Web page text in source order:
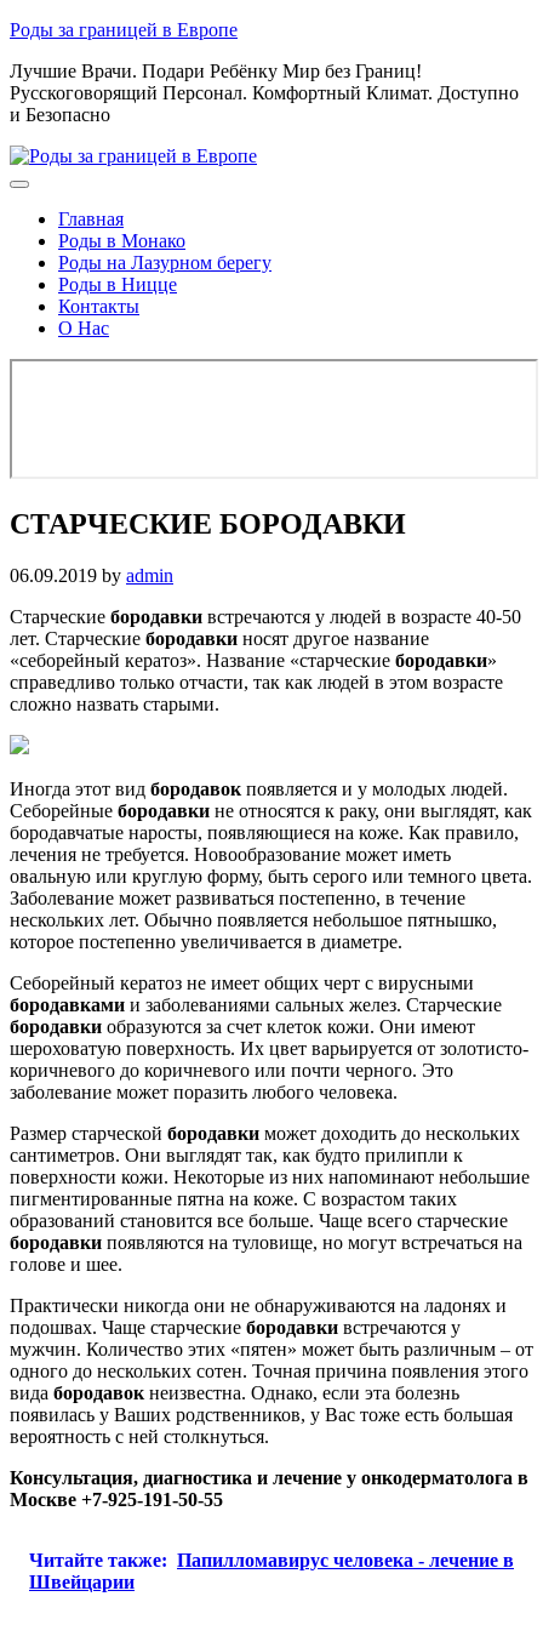
Skip
content
Роды за границей в Европе
Лучшие Врачи. Подари Ребёнку Мир без Границ!
Русскоговорящий Персонал. Комфортный Климат. Доступно
и Безопасно
Главная
Роды в Монако
Роды на Лазурном берегу
Роды в Ницце
Контакты
О Нас
СТАРЧЕСКИЕ БОРОДАВКИ
06.09.2019 by admin
Старческие бородавки встречаются у людей в возрасте 40-50
лет. Старческие бородавки носят другое название
«себорейный кератоз». Название «старческие бородавки»
справедливо только отчасти, так как людей в этом возрасте
сложно назвать старыми.
Иногда этот вид бородавок появляется и у молодых людей.
Себорейные бородавки не относятся к раку, они выглядят, как
бородавчатые наросты, появляющиеся на коже. Как правило,
лечения не требуется. Новообразование может иметь
овальную или круглую форму, быть серого или темного цвета.
Заболевание может развиваться постепенно, в течение
нескольких лет. Обычно появляется небольшое пятнышко,
которое постепенно увеличивается в диаметре.
Себорейный кератоз не имеет общих черт с вирусными
бородавками и заболеваниями сальных желез. Старческие
бородавки образуются за счет клеток кожи. Они имеют
шероховатую поверхность. Их цвет варьируется от золотисто-
коричневого до коричневого или почти черного. Это
заболевание может поразить любого человека.
Размер старческой бородавки может доходить до нескольких
сантиметров. Они выглядят так, как будто прилипли к
поверхности кожи. Некоторые из них напоминают небольшие
пигментированные пятна на коже. С возрастом таких
образований становится все больше. Чаще всего старческие
бородавки появляются на туловище, но могут встречаться на
голове и шее.
Практически никогда они не обнаруживаются на ладонях и
подошвах. Чаще старческие бородавки встречаются у
мужчин. Количество этих «пятен» может быть различным – от
одного до нескольких сотен. Точная причина появления этого
вида бородавок неизвестна. Однако, если эта болезнь
появилась у Ваших родственников, у Вас тоже есть большая
вероятность с ней столкнуться.
Консультация, диагностика и лечение у онкодерматолога в
Москве +7-925-191-50-55
Читайте также: Папилломавирус человека - лечение в
Швейцарии